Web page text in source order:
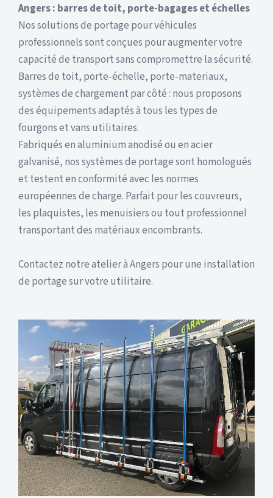
Angers : barres de toit, porte-bagages et échelles
Nos solutions de portage pour véhicules
professionnels sont conçues pour augmenter votre
capacité de transport sans compromettre la sécurité.
Barres de toit, porte-échelle, porte-materiaux,
systèmes de chargement par côté : nous proposons
des équipements adaptés à tous les types de
fourgons et vans utilitaires.
Fabriqués en aluminium anodisé ou en acier
galvanisé, nos systèmes de portage sont homologués
et testent en conformité avec les normes
européennes de charge. Parfait pour les couvreurs,
les plaquistes, les menuisiers ou tout professionnel
transportant des matériaux encombrants.
Contactez notre atelier à Angers pour une installation
de portage sur votre utilitaire.